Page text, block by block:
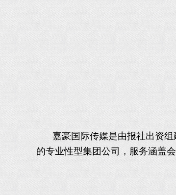
嘉豪国际传媒是由报社出资组
的专业性型集团公司，服务涵盖